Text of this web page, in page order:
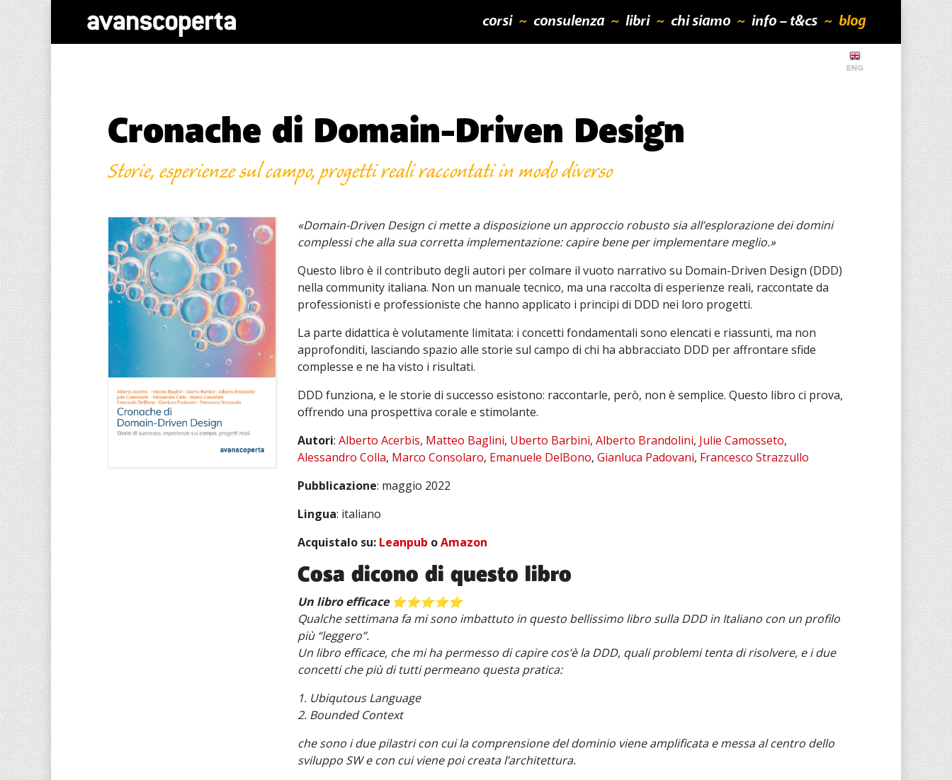
corsi consulenza libri chi siamo info – t&cs blog
Cronache di Domain-Driven Design
Storie, esperienze sul campo, progetti reali raccontati in modo diverso
«Domain-Driven Design ci mette a disposizione un approccio robusto sia all’esplorazione dei domini
complessi che alla sua corretta implementazione: capire bene per implementare meglio.»
Questo libro è il contributo degli autori per colmare il vuoto narrativo su Domain-Driven Design (DDD)
nella community italiana. Non un manuale tecnico, ma una raccolta di esperienze reali, raccontate da
professionisti e professioniste che hanno applicato i principi di DDD nei loro progetti.
La parte didattica è volutamente limitata: i concetti fondamentali sono elencati e riassunti, ma non
approfonditi, lasciando spazio alle storie sul campo di chi ha abbracciato DDD per affrontare sfide
complesse e ne ha visto i risultati.
DDD funziona, e le storie di successo esistono: raccontarle, però, non è semplice. Questo libro ci prova,
offrendo una prospettiva corale e stimolante.
Autori: Alberto Acerbis, Matteo Baglini, Uberto Barbini, Alberto Brandolini, Julie Camosseto,
Alessandro Colla, Marco Consolaro, Emanuele DelBono, Gianluca Padovani, Francesco Strazzullo
Pubblicazione: maggio 2022
Lingua: italiano
Acquistalo su: Leanpub oAmazon
Cosa dicono di questo libro
Un libro efficace ⭐️⭐️⭐️⭐️⭐️
Qualche settimana fa mi sono imbattuto in questo bellissimo libro sulla DDD in Italiano con un profilo
più “leggero”.
Un libro efficace, che mi ha permesso di capire cos’è la DDD, quali problemi tenta di risolvere, e i due
concetti che più di tutti permeano questa pratica:
1. Ubiqutous Language
2. Bounded Context
che sono i due pilastri con cui la comprensione del dominio viene amplificata e messa al centro dello
sviluppo SW e con cui viene poi creata l’architettura.